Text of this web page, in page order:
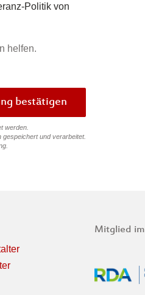
Politik von
helfen.
Bewertung bestätigen
werden.
und verarbeitet.
Mitglied im